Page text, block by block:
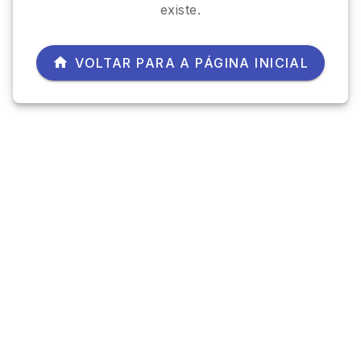
existe.
VOLTAR PARA A PÁGINA INICIAL